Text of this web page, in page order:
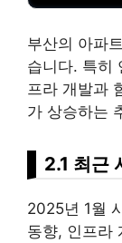
부산의 아파
습니다. 특히
프라 개발과
가 상승하는
2.1 최근
2025년 1월
동향, 인프라